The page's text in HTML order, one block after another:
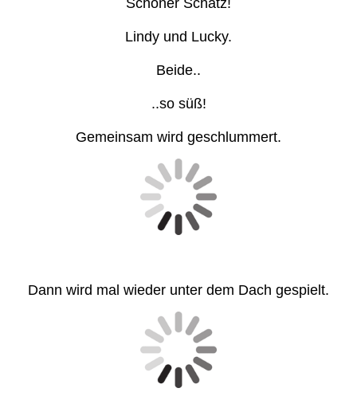
Schöner Schatz!
Lindy und Lucky.
Beide..
..so süß!
Gemeinsam wird geschlummert.
Dann wird mal wieder unter dem Dach gespielt.